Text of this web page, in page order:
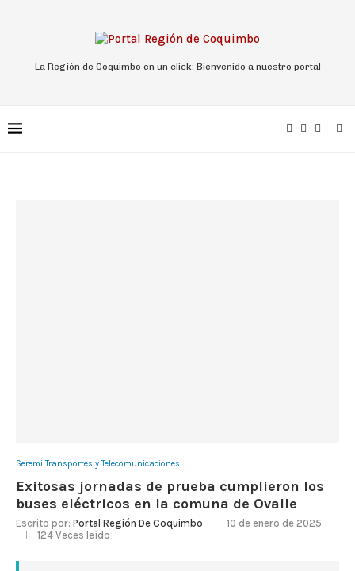
La Región de Coquimbo en un click: Bienvenido a nuestro portal
Seremi Transportes y Telecomunicaciones
Exitosas jornadas de prueba cumplieron los
buses eléctricos en la comuna de Ovalle
Escrito por: Portal Región De Coquimbo
10 de enero de 2025
124 Veces leído